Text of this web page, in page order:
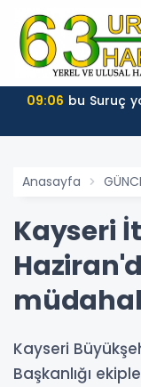
09:06
Anasayfa
Kayseri
Kayseri
Başkanlığı